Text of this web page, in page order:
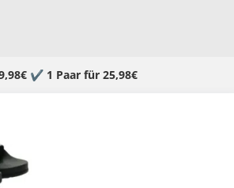
✔️ 1 Paar für 25,98€